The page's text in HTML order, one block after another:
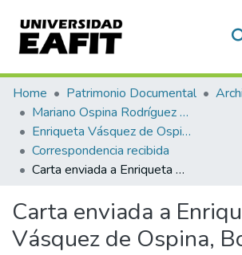
Communities & Collections
All of DSpace
Statistics
Home Patrimonio Documental
Mariano Ospina Rodríguez (1826 -1912)
Enriqueta Vásquez de Ospina
Correspondencia recibida
Carta enviada a Enriqueta Vásquez de Ospina, Bogotá
Carta enviada a
Vásquez de Ospina,